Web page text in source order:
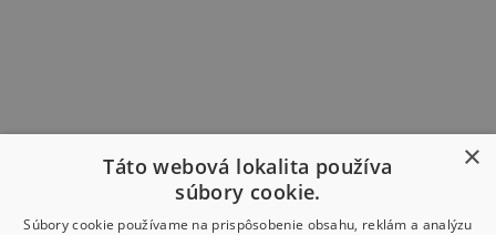
×
Táto webová lokalita používa
súbory cookie.
Súbory cookie používame na prispôsobenie obsahu, reklám a analýzu